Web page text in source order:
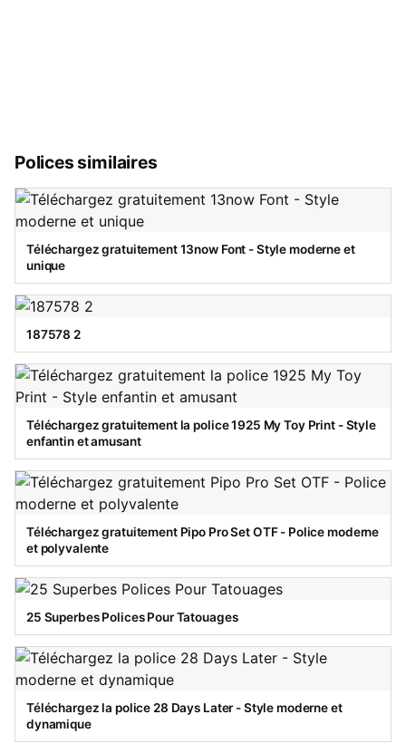
Polices similaires
Téléchargez gratuitement 13now Font - Style moderne et
unique
187578 2
Téléchargez gratuitement la police 1925 My Toy Print - Style
enfantin et amusant
Téléchargez gratuitement Pipo Pro Set OTF - Police moderne
et polyvalente
25 Superbes Polices Pour Tatouages
Téléchargez la police 28 Days Later - Style moderne et
dynamique